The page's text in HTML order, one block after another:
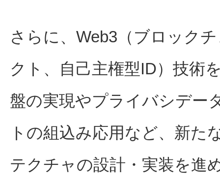
さらに、Web3（ブロック
クト、自己主権型ID）技術
盤の実現やプライバシデー
トの組込み応用など、新た
テクチャの設計・実装を進